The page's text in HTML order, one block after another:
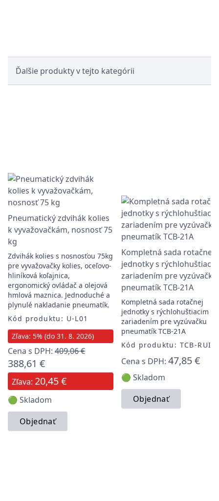
Ďalšie produkty v tejto kategórii
Pneumatický zdvihák kolies
k vyvažovačkám, nosnosť 75
kg
Zdvihák kolies s nosnosťou 75kg
pre vyvažovačky kolies, oceľovo-
hliníková koľajnica,
ergonomický ovládač a olejová
hmlová maznica. Jednoduché a
plynulé nakladanie pneumatík.
Kód produktu: U-L01
Zľava: 5% (do 31. 8. 2026)
Cena s DPH: 409,06 €
388,61 €
Zľava: 20,45 €
🟢 Skladom
Objednať
Kompletná sada rotačnej
jednotky s
zariadením pre vyzúvačku
pneumatík TCB-21A
Kompletná sada rotačnej
jednotky s rýchlohuštiacim
zariadením pre vyzúvačku
pneumatík TCB-21A
Kód produktu: TCB-RUI
Cena s DPH: 47,85 €
🟢 Skladom
Objednať